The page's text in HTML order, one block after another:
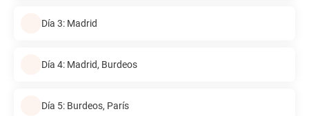
Día 3: Madrid
Día 4: Madrid, Burdeos
Día 5: Burdeos, París